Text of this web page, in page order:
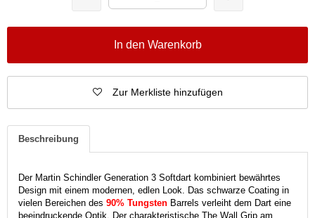
In den Warenkorb
Zur Merkliste hinzufügen
Beschreibung
Der Martin Schindler Generation 3 Softdart kombiniert bewährtes
Design mit einem modernen, edlen Look. Das schwarze Coating in
vielen Bereichen des 90% Tungsten Barrels verleiht dem Dart eine
beeindruckende Optik. Der charakteristische The Wall Grip am